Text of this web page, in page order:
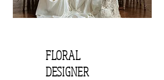
FLORAL
DESIGNER